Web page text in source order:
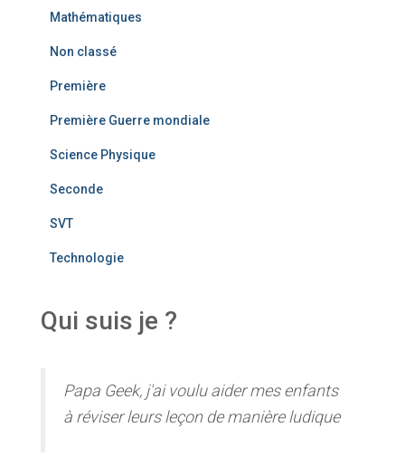
Mathématiques
Non classé
Première
Première Guerre mondiale
Science Physique
Seconde
SVT
Technologie
Qui suis je ?
Papa Geek, j'ai voulu aider mes enfants
à réviser leurs leçon de manière ludique